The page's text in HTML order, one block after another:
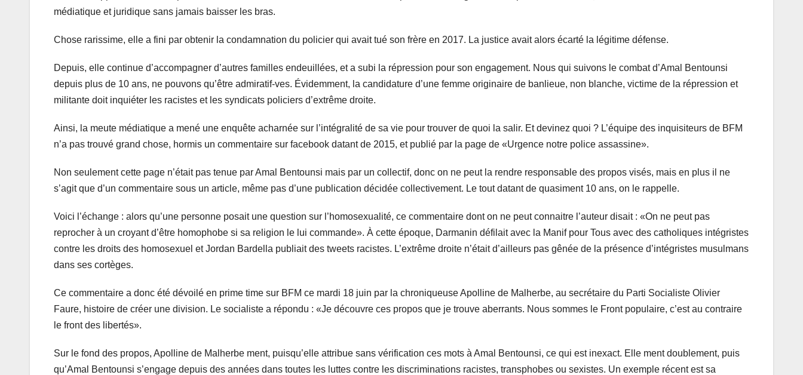
médiatique et juridique sans jamais baisser les bras.
Chose rarissime, elle a fini par obtenir la condamnation du policier qui avait tué son frère en 2017. La justice avait alors écarté la légitime défense.
Depuis, elle continue d’accompagner d’autres familles endeuillées, et a subi la répression pour son engagement. Nous qui suivons le combat d’Amal Bentounsi
depuis plus de 10 ans, ne pouvons qu’être admiratif-ves. Évidemment, la candidature d’une femme originaire de banlieue, non blanche, victime de la répression et
militante doit inquiéter les racistes et les syndicats policiers d’extrême droite.
Ainsi, la meute médiatique a mené une enquête acharnée sur l’intégralité de sa vie pour trouver de quoi la salir. Et devinez quoi ? L’équipe des inquisiteurs de BFM
n’a pas trouvé grand chose, hormis un commentaire sur facebook datant de 2015, et publié par la page de «Urgence notre police assassine».
Non seulement cette page n’était pas tenue par Amal Bentounsi mais par un collectif, donc on ne peut la rendre responsable des propos visés, mais en plus il ne
s’agit que d’un commentaire sous un article, même pas d’une publication décidée collectivement. Le tout datant de quasiment 10 ans, on le rappelle.
Voici l’échange : alors qu’une personne posait une question sur l’homosexualité, ce commentaire dont on ne peut connaitre l’auteur disait : «On ne peut pas
reprocher à un croyant d’être homophobe si sa religion le lui commande». À cette époque, Darmanin défilait avec la Manif pour Tous avec des catholiques intégristes
contre les droits des homosexuel et Jordan Bardella publiait des tweets racistes. L’extrême droite n’était d’ailleurs pas gênée de la présence d’intégristes musulmans
dans ses cortèges.
Ce commentaire a donc été dévoilé en prime time sur BFM ce mardi 18 juin par la chroniqueuse Apolline de Malherbe, au secrétaire du Parti Socialiste Olivier
Faure, histoire de créer une division. Le socialiste a répondu : «Je découvre ces propos que je trouve aberrants. Nous sommes le Front populaire, c’est au contraire
le front des libertés».
Sur le fond des propos, Apolline de Malherbe ment, puisqu’elle attribue sans vérification ces mots à Amal Bentounsi, ce qui est inexact. Elle ment doublement, puis
qu’Amal Bentounsi s’engage depuis des années dans toutes les luttes contre les discriminations racistes, transphobes ou sexistes. Un exemple récent est sa